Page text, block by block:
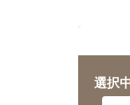
選択